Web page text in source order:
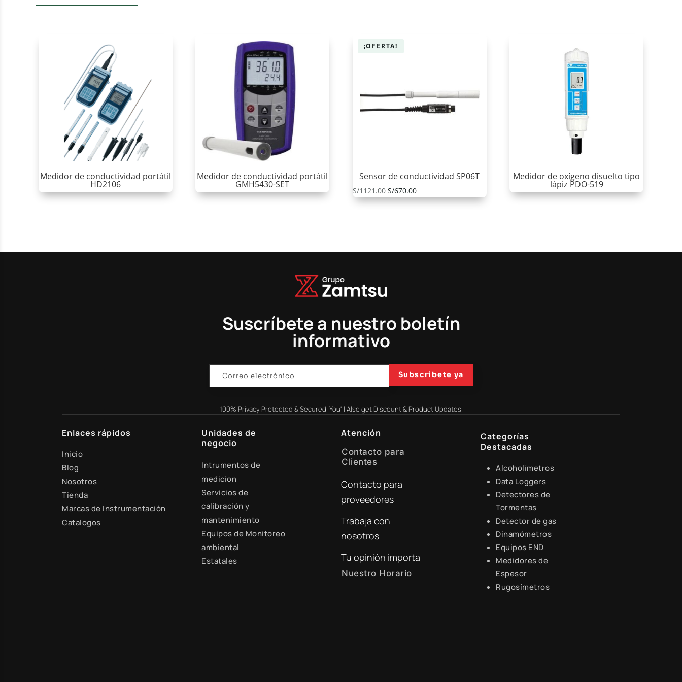
Medidor de conductividad portátil
HD2106
Medidor de conductividad portátil
GMH5430-SET
¡OFERTA!
Sensor de conductividad SP06T
S/1121.00 El
precio
S/670.00El
precio
Medidor de oxígeno disuelto tipo
lápiz PDO-519
Suscríbete a nuestro boletín
informativo
Subscribete ya
100% Privacy Protected & Secured. You'll Also get Discount & Product Updates.
Enlaces rápidos
Inicio
Blog
Nosotros
Tienda
Marcas de Instrumentación
Catalogos
Unidades de
negocio
Intrumentos de
medicion
Servicios de
calibración y
mantenimiento
Equipos de Monitoreo
ambiental
Estatales
Atención
Contacto para
Clientes
+51 941 525 454
digital@zamtsu.com
Contacto para
proveedores
Trabaja con
nosotros
Tu opinión importa
Nuestro Horario
Categorías
Destacadas
Alcoholímetros
Data Loggers
Detectores de
Tormentas
Detector de gas
Dinamómetros
Equipos END
Medidores de
Espesor
Rugosímetros